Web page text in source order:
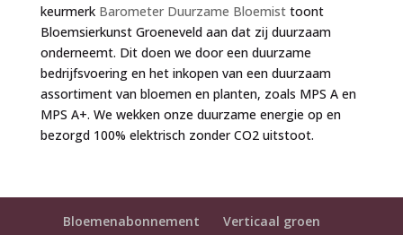
keurmerk Barometer Duurzame Bloemisttoont
Bloemsierkunst Groeneveld aan dat zij duurzaam
onderneemt. Dit doen we door een duurzame
bedrijfsvoering en het inkopen van een duurzaam
assortiment van bloemen en planten, zoals MPS A en
MPS A+. We wekken onze duurzame energie op en
bezorgd 100% elektrisch zonder CO2 uitstoot.
Bloemenabonnement
Verticaal groen